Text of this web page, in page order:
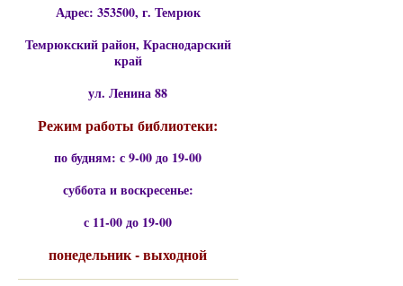
Адрес: 353500, г. Темрюк
Темрюкский район, Краснодарский
край
ул. Ленина 88
Режим работы библиотеки:
по будням: с 9-00 до 19-00
суббота и воскресенье:
с 11-00 до 19-00
понедельник - выходной